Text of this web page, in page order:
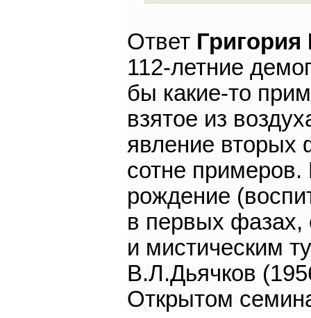
Ответ
112-летние
бы какие-то
взятое из
явление вторых
сотне
рождение
в первых фазах,
и мистическим
В.Л.Дьячков
Открытом